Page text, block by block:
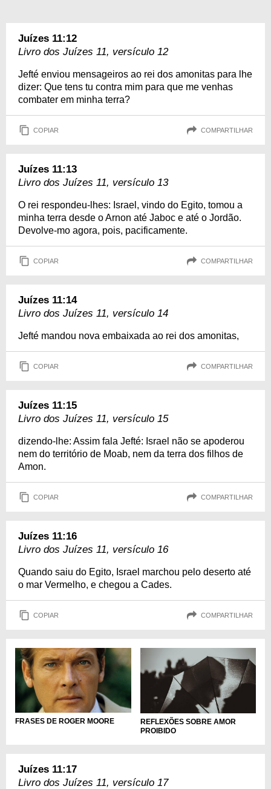
Juízes 11:12
Livro dos Juízes 11, versículo 12
Jefté enviou mensageiros ao rei dos amonitas para lhe
dizer: Que tens tu contra mim para que me venhas
combater em minha terra?
COPIAR COMPARTILHAR
Juízes 11:13
Livro dos Juízes 11, versículo 13
O rei respondeu-lhes: Israel, vindo do Egito, tomou a
minha terra desde o Arnon até Jaboc e até o Jordão.
Devolve-mo agora, pois, pacificamente.
COPIAR COMPARTILHAR
Juízes 11:14
Livro dos Juízes 11, versículo 14
Jefté mandou nova embaixada ao rei dos amonitas,
COPIAR COMPARTILHAR
Juízes 11:15
Livro dos Juízes 11, versículo 15
dizendo-lhe: Assim fala Jefté: Israel não se apoderou
nem do território de Moab, nem da terra dos filhos de
Amon.
COPIAR COMPARTILHAR
Juízes 11:16
Livro dos Juízes 11, versículo 16
Quando saiu do Egito, Israel marchou pelo deserto até
o mar Vermelho, e chegou a Cades.
COPIAR COMPARTILHAR
FRASES DE ROGER MOORE
REFLEXÕES SOBRE AMOR
PROIBIDO
Juízes 11:17
Livro dos Juízes 11, versículo 17